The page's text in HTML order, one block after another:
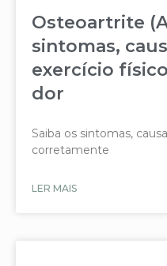
Osteoartrite
sintomas,
exercício
dor
Saiba os sintomas,
corretamente
LER MAIS